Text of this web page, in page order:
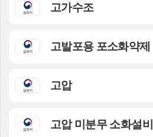
고가수조
고발포용 포소화약제
고압
고압 미분무 소화설비